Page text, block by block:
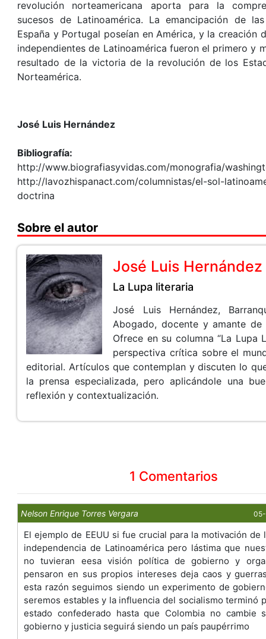
revolución norteamericana aporta para la
sucesos de Latinoamérica. La emancipación de
España y Portugal poseían en América, y la creación
independientes de Latinoamérica fueron el primero y
resultado de la victoria de la revolución de los
Norteamérica.
José Luis Hernández
Bibliografía:
http://www.biografiasyvidas.com/monografia/
http://lavozhispanact.com/columnistas/el-sol-
doctrina
Sobre el autor
José Luis Hernández
La Lupa literaria
José Luis Hernández,
Abogado, docente y amante de
Ofrece en su columna “La Lupa
perspectiva crítica sobre el
editorial. Artículos que contemplan y discuten lo
la prensa especializada, pero aplicándole una
reflexión y contextualización.
1 Comentarios
Nelson Enrique Torres Vergara 05-
El ejemplo de EEUU si fue crucial para la motivación de
independencia de Latinoamérica pero lástima que
no tuvieran eesa visión política de gobierno y
pensaron en sus propios intereses deja caos y
esta razón seguimos siendo un experimento de
seremos estables y la influencia del socialismo terminó
estado confederado hasta que Colombia no cambie
gobierno y justicia seguirá siendo un país paupérrimo